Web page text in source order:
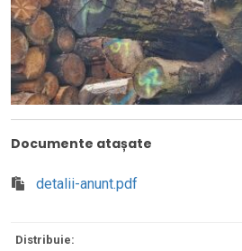
Documente atașate
detalii-anunt.pdf
Distribuie: